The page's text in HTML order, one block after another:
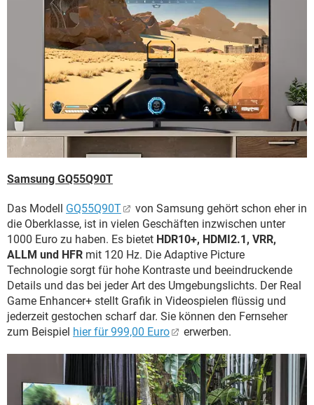
Samsung GQ55Q90T
Das Modell GQ55Q90T
von Samsung gehört schon eher in
die Oberklasse, ist in vielen Geschäften inzwischen unter
1000 Euro zu haben. Es bietet HDR10+, HDMI2.1, VRR,
ALLM und HFR mit 120 Hz. Die Adaptive Picture
Technologie sorgt für hohe Kontraste und beeindruckende
Details und das bei jeder Art des Umgebungslichts. Der Real
Game Enhancer+ stellt Grafik in Videospielen flüssig und
jederzeit gestochen scharf dar. Sie können den Fernseher
zum Beispiel hier für 999,00 Euro erwerben.